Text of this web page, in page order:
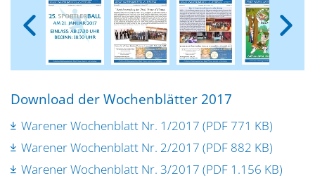
Download der Wochenblätter 2017
Warener Wochenblatt Nr. 1/2017 (PDF 771 KB)
Warener Wochenblatt Nr. 2/2017 (PDF 882 KB)
Warener Wochenblatt Nr. 3/2017 (PDF 1.156 KB)